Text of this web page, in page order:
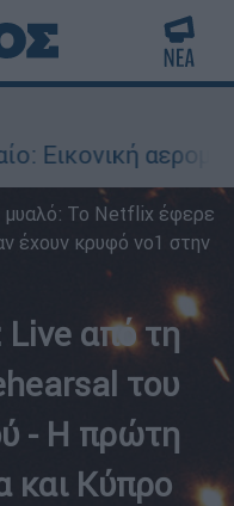
ανάμεσα σε
μυαλό: Το Netflix έφερε
έχουν κρυφό νο1 στην
από τη
του
- Η πρώτη
και Κύπρο